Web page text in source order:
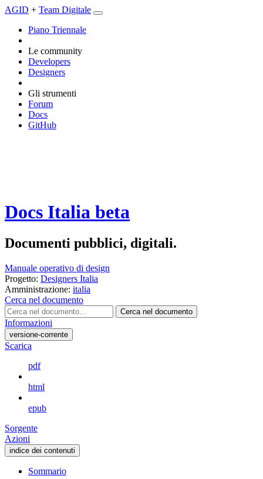
AGID + Team Digitale
Piano Triennale
Le community
Developers
Designers
Gli strumenti
Forum
Docs
GitHub
Docs Italia beta
Documenti pubblici, digitali.
Manuale operativo di design
Progetto: Designers Italia
Amministrazione: italia
Cerca nel documento
Cerca nel documento
Informazioni
versione-corrente
Scarica
pdf
html
epub
Sorgente
Azioni
indice dei contenuti
Sommario